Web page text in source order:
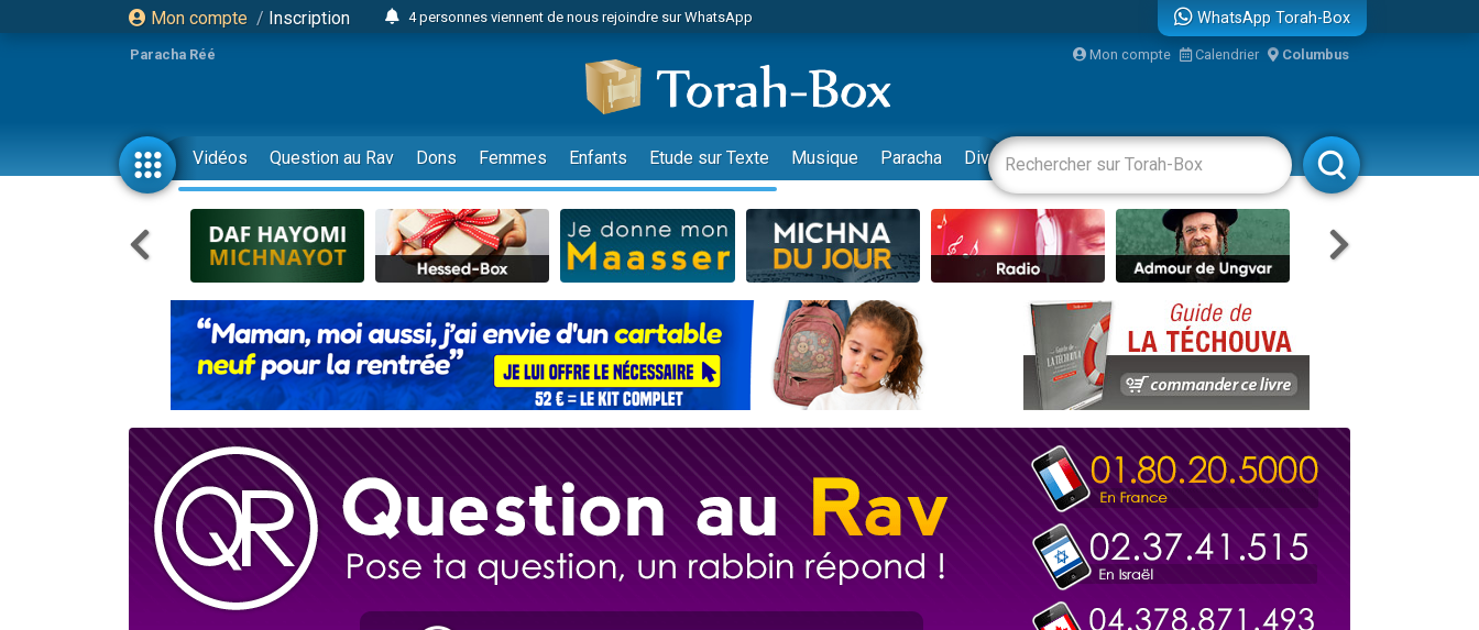
Mon compte / Inscription
4 personnes viennent de nous rejoindre sur WhatsApp
Odaya vient de donner son Maasser
3 personnes viennent de faire un don pour 5 jours de vacances aux Orphelins
3 personnes viennent de faire un don pour Diane, 80 ans, dans un appartement insalubre
13 personnes viennent de demander une bénédiction
2 personnes viennent de nous rejoindre sur WhatsApp
30 personnes viennent de faire un don pour Sauvez la jambe de Yohan
Il reste 49 places pour étudier en groupe sur Zoom
12 nouvelles musiques dans Torah-Box Music
3 personnes viennent de nous rejoindre sur WhatsApp
2 personnes viennent de nous rejoindre sur WhatsApp
3 personnes viennent de nous rejoindre sur WhatsApp
2 nouvelles musiques dans Torah-Box Music
8 personnes viennent de faire un don pour Tsédaka : pauvres d'Israel
Nouvelle émission radio : Visions de grandeur n°104 : Le Chabbath et le Birkat Hamazone à travers le temps
Ariel vient de donner son Maasser
Il reste 49 places pour étudier en groupe sur Zoom
WhatsApp Torah-Box
Paracha Réé Mon compte Calendrier Columbus
Vidéos Question au Rav Dons Femmes Enfants Etude sur Texte Musique Paracha Divertissements Livres Rabbanim